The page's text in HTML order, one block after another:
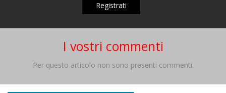
Registrati
I vostri commenti
Per questo articolo non sono presenti commenti.